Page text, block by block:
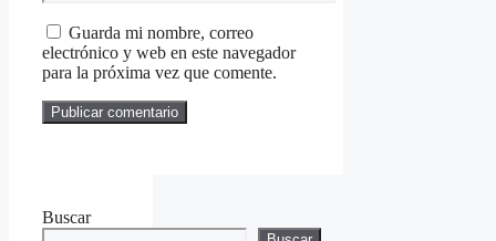
Guarda mi nombre, correo
electrónico y web en este navegador
para la próxima vez que comente.
Buscar